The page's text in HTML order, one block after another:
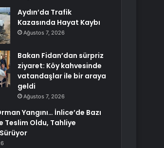
Aydın’da Trafik
Kazasında Hayat Kaybı
Ağustos 7, 2026
Bakan Fidan’dan sürpriz
ziyaret: Köy kahvesinde
vatandaşlar ile bir araya
geldi
Ağustos 7, 2026
Yangını… İnlice’de Bazı
Teslim Oldu, Tahliye